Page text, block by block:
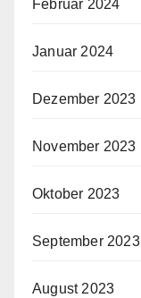
Februar 2024
Januar 2024
Dezember 2023
November 2023
Oktober 2023
September 2023
August 2023